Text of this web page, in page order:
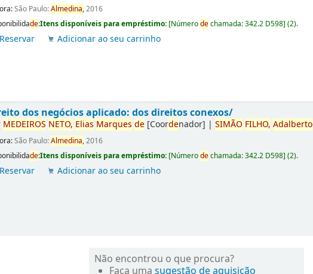
São Paulo:Almedina,2016
de:Itens disponíveis para empréstimo: [Númerodechamada:342.2 D598](2).
Reservar Adicionar ao seu carrinho
dos negócios aplicado: dos direitos conexos/
MEDEIROS NETO, Elias Marques de [Coordenador] |SIMÃO FILHO, Adalberto
São Paulo:Almedina,2016
de:Itens disponíveis para empréstimo: [Númerodechamada:342.2 D598](2).
Reservar Adicionar ao seu carrinho
Não encontrou o que procura?